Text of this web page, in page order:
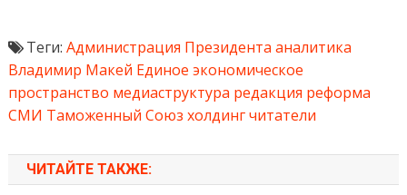
Теги: Администрация Президента аналитика
Владимир Макей Единое экономическое
пространство медиаструктура редакция реформа
СМИ Таможенный Союз холдингчитатели
ЧИТАЙТЕ ТАКЖЕ: